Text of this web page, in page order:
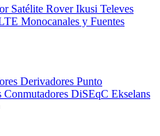
Satélite RoverIkusi Televes
Monocanales y Fuentes
Derivadores Punto
Conmutadores DiSEqC Ekselans